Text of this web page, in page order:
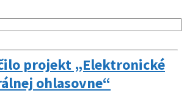
projekt „Elektronické
ohlasovne“